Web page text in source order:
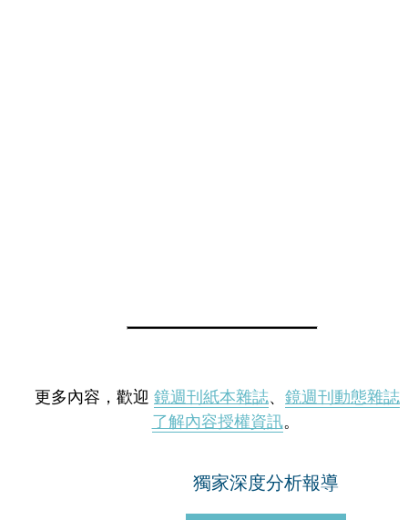
更多內容，歡迎 鏡週刊紙本雜誌、 鏡週刊動態雜誌
了解內容授權資訊。
獨家深度分析報導